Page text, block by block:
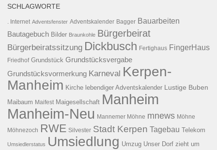
SCHLAGWORTE
. Internet Adventsfenster Adventskalender Bagger Bauarbeiten
Bautagebuch Bilder Braunkohle Bürgerbeirat
Bürgerbeiratssitzung Dickbusch Fertighaus FingerHaus
Friedhof Grundstück Grundstücksvergabe
Grundstücksvormerkung Karneval Kerpen-
Manheim Kirche lebendiger Adventskalender Lustige Buben
Maibaum Maifest Maigesellschaft Manheim
Manheim-Neu Mannemer Möhne mnews Möhne
Möhnezoch RWE Silvester Stadt Kerpen Tagebau Telekom
Umsiedlerstatus Umsiedlung Umzug Unser Dorf zieht um